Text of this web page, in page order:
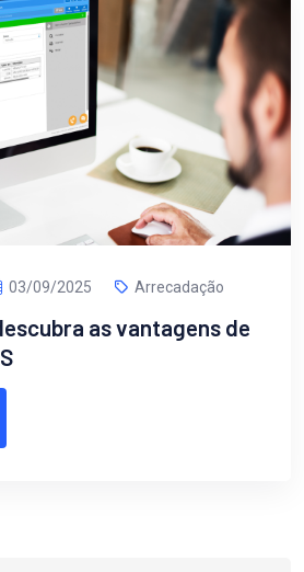
03/09/2025 Arrecadação
as vantagens de